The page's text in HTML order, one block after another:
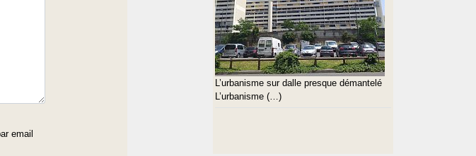
email
L’urbanisme sur dalle presque démantelé
L’urbanisme (…)